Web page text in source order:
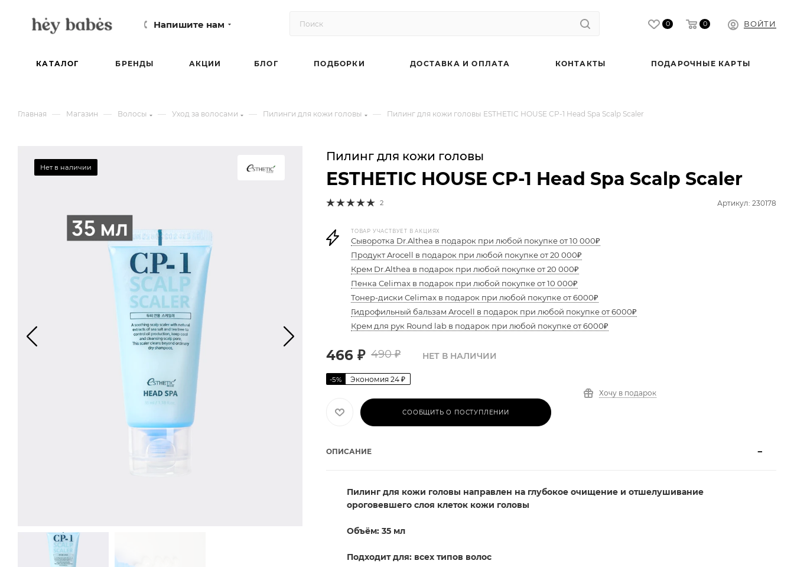
Напишите нам 0 0 ВОЙТИ
КАТАЛОГ БРЕНДЫ АКЦИИ БЛОГ ПОДБОРКИ ДОСТАВКА И ОПЛАТА КОНТАКТЫ ПОДАРОЧНЫЕ КАРТЫ
Главная — Магазин — Волосы — Уход за волосами — Пилинги для кожи головы — Пилинг для кожи головы ESTHETIC HOUSE CP-1 Head Spa Scalp Scaler
Нет в наличии
Пилинг для кожи головы
ESTHETIC HOUSE CP-1 Head Spa Scalp Scaler
2 Артикул: 230178
ТОВАР УЧАСТВУЕТ В АКЦИЯХ
Сыворотка Dr.Althea в подарок при любой покупке от 10 000₽
Продукт Arocell в подарок при любой покупке от 20 000₽
Крем Dr.Althea в подарок при любой покупке от 20 000₽
Пенка Celimax в подарок при любой покупке от 10 000₽
Тонер-диски Celimax в подарок при любой покупке от 6000₽
Гидрофильный бальзам Arocell в подарок при любой покупке от 6000₽
Крем для рук Round lab в подарок при любой покупке от 6000₽
466 ₽ 490₽
-5% Экономия 24 ₽
НЕТ В НАЛИЧИИ
СООБЩИТЬ О ПОСТУПЛЕНИИ
Хочу в подарок
ОПИСАНИЕ
Пилинг для кожи головы направлен на глубокое очищение и отшелушивание
ороговевшего слоя клеток кожи головы
Объём: 35 мл
Подходит для: всех типов волос